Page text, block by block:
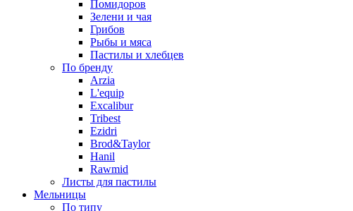
Помидоров
Зелени и чая
Грибов
Рыбы и мяса
Пастилы и хлебцев
По бренду
Arzia
L'equip
Excalibur
Tribest
Ezidri
Brod&Taylor
Hanil
Rawmid
Листы для пастилы
Мельницы
По типу